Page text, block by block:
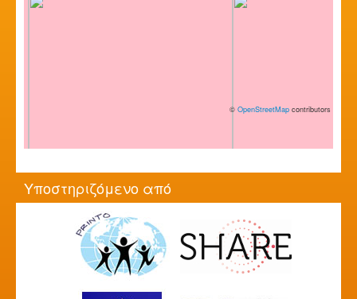
© OpenStreetMap contributors
Υποστηριζόμενο από